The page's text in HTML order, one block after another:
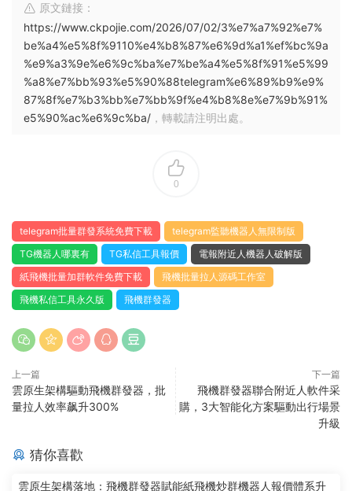
原文鏈接：
https://www.ckpojie.com/2026/07/02/3%e7%a7%92%e7%
be%a4%e5%8f%9110%e4%b8%87%e6%9d%a1%ef%bc%9a
%e9%a3%9e%e6%9c%ba%e7%be%a4%e5%8f%91%e5%99
%a8%e7%bb%93%e5%90%88telegram%e6%89%b9%e9%
87%8f%e7%b3%bb%e7%bb%9f%e4%b8%8e%e7%9b%91%
e5%90%ac%e6%9c%ba/ ，轉載請注明出處。
0
telegram批量群發系統免費下載
telegram監聽機器人無限制版
TG機器人哪裏有
TG私信工具報價
電報附近人機器人破解版
紙飛機批量加群軟件免費下載
飛機批量拉人源碼工作室
飛機私信工具永久版
飛機群發器
上一篇
雲原生架構驅動飛機群發器，批
量拉人效率飙升300%
下一篇
飛機群發器聯合附近人軟件采
購，3大智能化方案驅動出行場景
升級
猜你喜歡
雲原生架構落地：飛機群發器賦能紙飛機炒群機器人報價體系升